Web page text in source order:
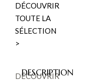
DÉCOUVRIR
TOUTE LA
SÉLECTION
>
DÉCOUVRIR
DESCRIPTION